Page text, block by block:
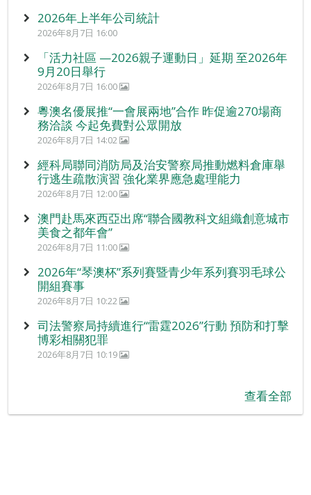
2026年上半年公司統計
2026年8月7日 16:00
「活力社區 —2026親子運動日」延期 至2026年
9月20日舉行
2026年8月7日 16:00
粵澳名優展推“一會展兩地”合作 昨促逾270場商
務洽談 今起免費對公眾開放
2026年8月7日 14:02
經科局聯同消防局及治安警察局推動燃料倉庫舉
行逃生疏散演習 強化業界應急處理能力
2026年8月7日 12:00
澳門赴馬來西亞出席“聯合國教科文組織創意城市
美食之都年會”
2026年8月7日 11:00
2026年“琴澳杯”系列賽暨青少年系列賽羽毛球公
開組賽事
2026年8月7日 10:22
司法警察局持續進行“雷霆2026”行動 預防和打擊
博彩相關犯罪
2026年8月7日 10:19
查看全部